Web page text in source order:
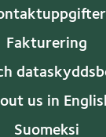
Fakturering
us in
Suomeksi